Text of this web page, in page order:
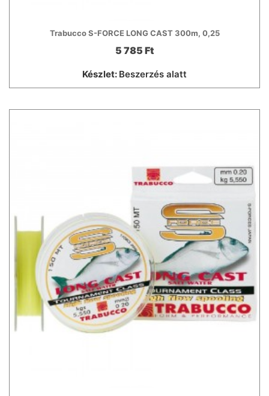
Trabucco S-FORCE LONG CAST 300m, 0,25
5 785 Ft
Készlet: Beszerzés alatt